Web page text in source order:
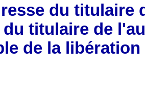
du titulaire
du titulaire de
de la